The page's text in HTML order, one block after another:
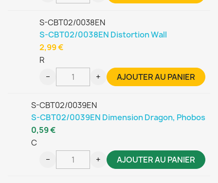
S-CBT02/0038EN
S-CBT02/0038EN Distortion Wall
R
2,99 €
− + AJOUTER AU PANIER
S-CBT02/0039EN
S-CBT02/0039EN Dimension Dragon, Phobos
C
0,59 €
− + AJOUTER AU PANIER